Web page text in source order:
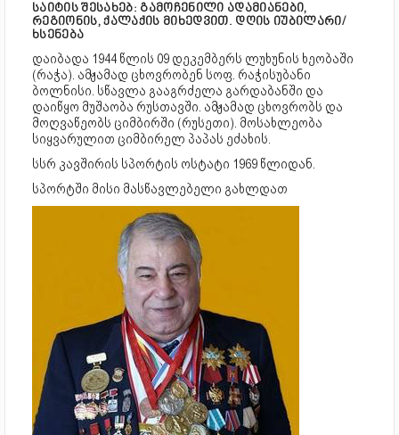
საიტის შესახებ: გამოჩენილი ადამიანები,
რეგიონის, ქალაქის მიხედვით. დღის იუბილარი/
ხსენება
დაიბადა 1944 წლის 09 დეკემბერს ლუხუნის ხეობაში
(რაჭა). ამჟამად ცხოვრობენ სოფ. რაჭისუბანი
ბოლნისი. სწავლა გააგრძელა გარდაბანში და
დაიწყო მუშაობა რუსთავში. ამჟამად ცხოვრობს და
მოღვაწეობს ციმბირში (რუსეთი). მოსახლეობა
სიყვარულით ციმბირელ პაპას ეძახის.
სსრ კავშირის სპორტის ოსტატი 1969 წლიდან.
სპორტში მისი მასწავლებელი გახლდათ